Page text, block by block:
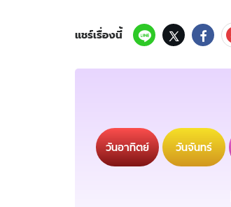
แชร์เรื่องนี้
วันอาทิตย์ วันจันทร์